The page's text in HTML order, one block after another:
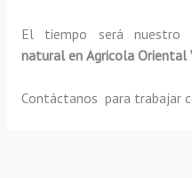
El tiempo será
naturalen Agricola Oriental
Contáctanos para trabajar